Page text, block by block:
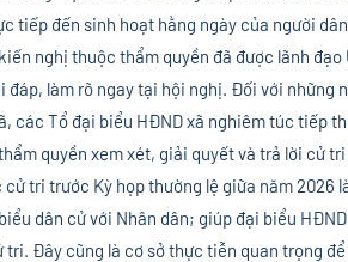
tiếp đến sinh hoạt hằng ngày của người dân.
nghị thuộc thẩm quyền đã được lãnh
đáp, làm rõ ngay tại hội nghị. Đối với
các Tổ đại biểu HĐND xã nghiêm túc tiếp
quyền xem xét, giải quyết và trả lời cử tri
tri trước Kỳ họp thường lệ giữa năm 2026
dân cử với Nhân dân; giúp đại biểu
tri. Đây cũng là cơ sở thực tiễn quan trọng